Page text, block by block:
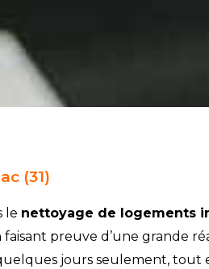
(31)
le nettoyage de logements
preuve d’une grande
jours seulement, tout